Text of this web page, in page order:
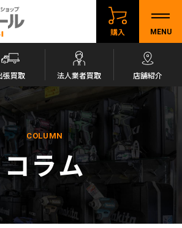
購入 MENU
張買取 法人業者買取 店舗紹介
COLUMN
コラム